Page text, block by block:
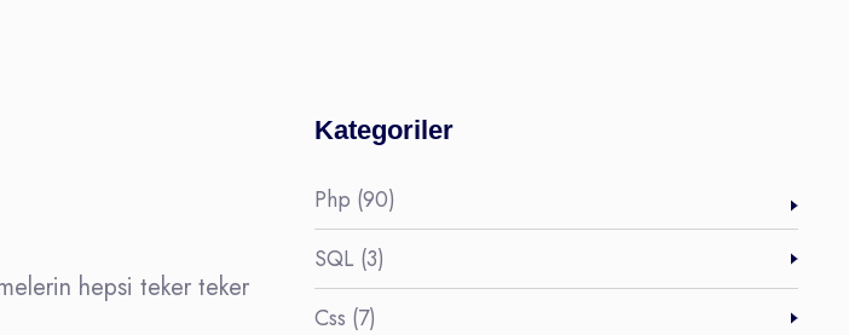
hepsi teker teker
Kategoriler
Php (90)
SQL (3)
Css (7)